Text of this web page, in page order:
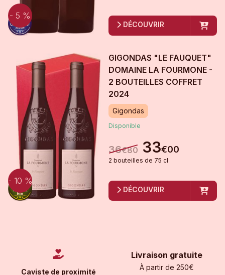
- 5 %
DÉCOUVRIR
- 10 %
GIGONDAS "LE FAUQUET"
DOMAINE LA FOURMONE -
2 BOUTEILLES COFFRET
2024
Gigondas
Disponible
36€80 33€00
2 bouteilles de 75 cl
DÉCOUVRIR
Caviste de proximité
Livraison gratuite
À partir de 250€